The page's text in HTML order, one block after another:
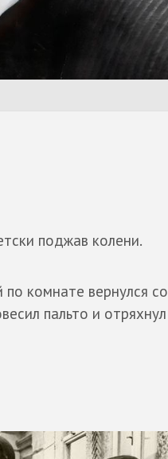
поджав колени.
комнате вернулся со
пальто и отряхнул